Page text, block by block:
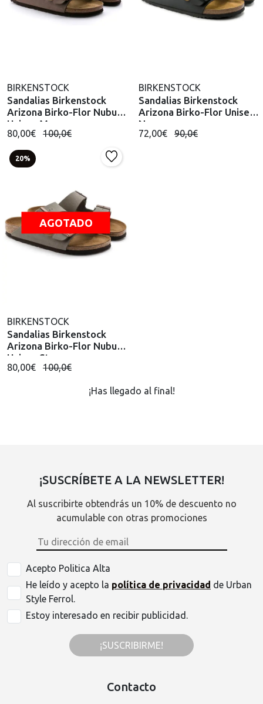
BIRKENSTOCK
Sandalias Birkenstock
Arizona Birko-Flor Nubuck
Unisex Mocca
80,00€ 100,0€
BIRKENSTOCK
Sandalias Birkenstock
Arizona Birko-Flor Unisex
Negro
72,00€ 90,0€
20%
AGOTADO
BIRKENSTOCK
Sandalias Birkenstock
Arizona Birko-Flor Nubuck
Unisex Stone
80,00€ 100,0€
¡Has llegado al final!
¡SUSCRÍBETE A LA NEWSLETTER!
Al suscribirte obtendrás un 10% de descuento no
acumulable con otras promociones
Acepto Politica Alta
He leído y acepto la política de privacidad de Urban
Style Ferrol.
Estoy interesado en recibir publicidad.
¡SUSCRIBIRME!
Contacto